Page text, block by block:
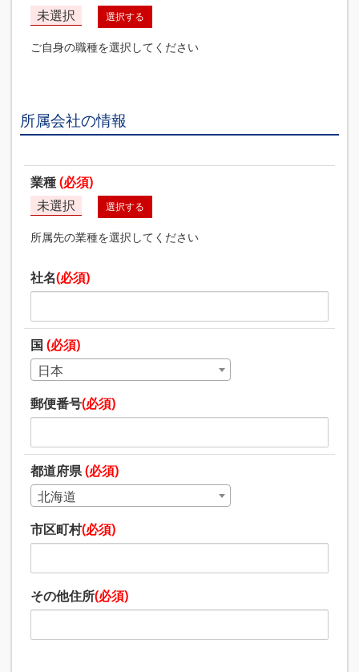
未選択
選択する
ご自身の職種を選択してください
所属会社の情報
業種(必須)
未選択
選択する
所属先の業種を選択してください
社名(必須)
国 (必須)
日本
郵便番号(必須)
都道府県(必須)
北海道
市区町村(必須)
その他住所(必須)